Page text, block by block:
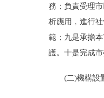
務；負責受理
析應用，進行
範；九是承擔
護。十是完成
(二)機構設